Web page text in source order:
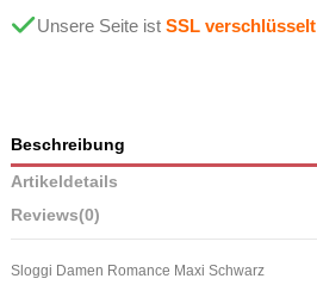
Unsere Seite ist SSL verschlüsselt
Beschreibung
Artikeldetails
Reviews(0)
Sloggi Damen Romance Maxi Schwarz